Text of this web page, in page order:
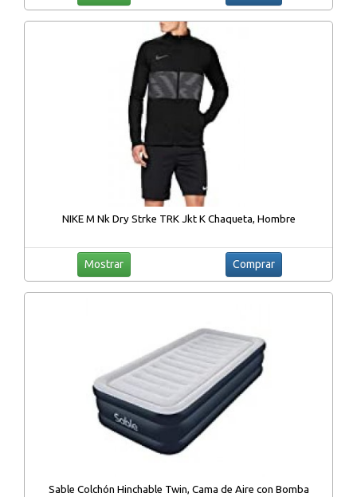
NIKE M Nk Dry Strke TRK Jkt K Chaqueta, Hombre
Mostrar Comprar
Sable Colchón Hinchable Twin, Cama de Aire con Bomba